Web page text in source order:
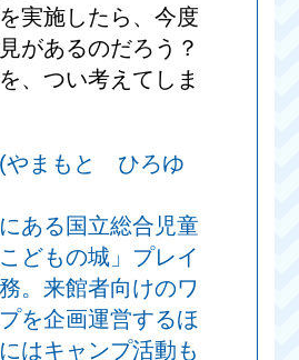
実施したら、今度
があるのだろう？
、つい考えてしま
まもと ひろゆ
ある国立総合児童
どもの城」プレイ
。来館者向けのワ
を企画運営するほ
はキャンプ活動も